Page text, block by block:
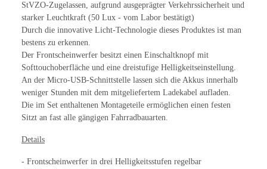
StVZO-Zugelassen, aufgrund ausgeprägter Verkehrssicherheit und
starker Leuchtkraft (50 Lux - vom Labor bestätigt)
Durch die innovative Licht-Technologie dieses Produktes ist man
bestens zu erkennen.
Der Frontscheinwerfer besitzt einen Einschaltknopf mit
Softtouchoberfläche und eine dreistufige Helligkeitseinstellung.
An der Micro-USB-Schnittstelle lassen sich die Akkus innerhalb
weniger Stunden mit dem mitgeliefertem Ladekabel aufladen.
Die im Set enthaltenen Montageteile ermöglichen einen festen
Sitzt an fast alle gängigen Fahrradbauarten.
Details
- Frontscheinwerfer in drei Helligkeitsstufen regelbar